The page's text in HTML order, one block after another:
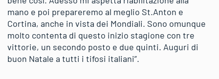
mano e poi prepareremo al meglio St.Anton e
Cortina, anche in vista dei Mondiali. Sono omunque
molto contenta di questo inizio stagione con tre
vittorie, un secondo posto e due quinti. Auguri di
buon Natale a tutti i tifosi italiani”.